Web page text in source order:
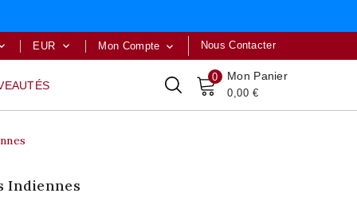
Nous Contacter
Mon Compte 
EUR 
0 Mon Panier
0,00 €
Indiennes